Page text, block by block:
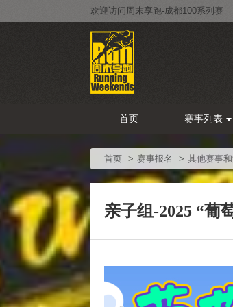
欢迎访问周末享跑-成都100系列赛
首页 赛事列表
首页 赛事报名 其他赛事
亲子组-2025 “葡